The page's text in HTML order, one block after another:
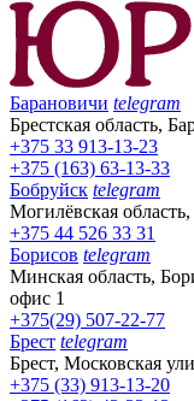
Барановичи telegram
Брестская область,
+375 33 913-13-23
+375 (163) 63-13-33
Бобруйск telegram
Могилёвская
+375 44 526 33 31
Борисов telegram
Минская область,
офис 1
+375(29) 507-22-77
Брест telegram
Брест, Московская
+375 (33) 913-13-20